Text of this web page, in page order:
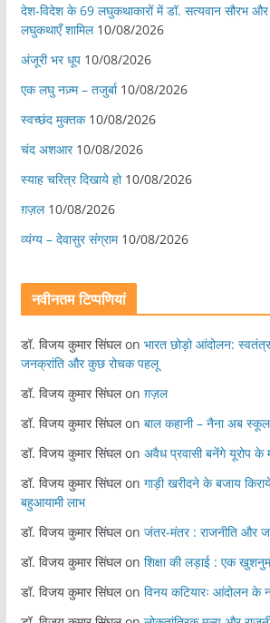
देश-विदेश के 69 लघुकथाकारों में डॉ. सत्यवान सौरभ और
लघुकथाएँ शामिल 10/08/2026
अंजूरी भर धूप 10/08/2026
एक लघु नज़्म – तजुर्बा 10/08/2026
स्वच्छंद मुक्तक 10/08/2026
चंद अशआर 10/08/2026
स्याह चरित्र दिखाये हो 10/08/2026
ग़ज़ल 10/08/2026
व्यंग्य – देवासुर संग्राम 10/08/2026
नवीनतम टिप्पणियां
डॉ. विजय कुमार सिंघलon भारत छोड़ो आंदोलन:
जनक्रांति और कुछ रोचक पहलू
डॉ. विजय कुमार सिंघलon ग़ज़ल
डॉ. विजय कुमार सिंघलon बाल कहानी – नैना अब
डॉ. विजय कुमार सिंघलon अवैध प्रवासी बनेंगे यूरोप के
डॉ. विजय कुमार सिंघलon गाड़ी खरीदने के बजाय
बहुआयामी लाभ
डॉ. विजय कुमार सिंघलon जंतर-मंतर : राजनीति और
डॉ. विजय कुमार सिंघलon शिक्षा की लड़ाई : एक
डॉ. विजय कुमार सिंघलon विनय कटियारः आंदोलन के